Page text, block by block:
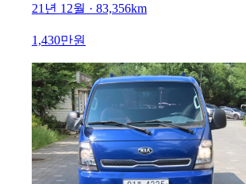
21년 12월 · 83,356km
1,430만원